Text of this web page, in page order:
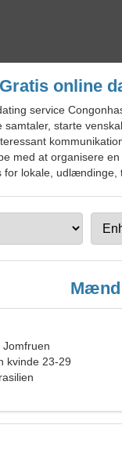
Gratis online
service
starte
med at organisere
lokale, udlændinge,
Jomfruen
kvinde 23-29